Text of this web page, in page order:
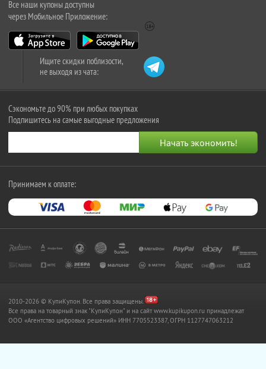
Все наши купоны доступны
через Мобильное Приложение:
Ищите скидки поблизости,
не выходя из чата:
Сэкономьте до 90% при любых покупках
Подпишитесь на самые выгодные предложения
Принимаем к оплате:
2010-2026 © КупиКупон. Все права защищены.
Все права на товарный знак "КупиКупон" и на сайт www.kupikupon.ru принадлежат
OOO «Агентство цифровых решений» ИНН 7705523387, ОГРН 1127747063212